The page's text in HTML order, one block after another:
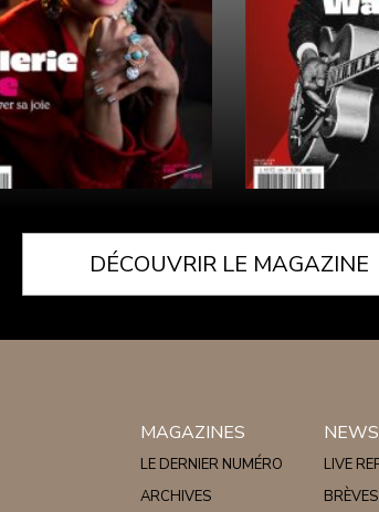
DÉCOUVRIR LE MAGAZINE
MAGAZINES
LE DERNIER NUMÉRO
ARCHIVES
NEWS
LIVE
BRÈVES